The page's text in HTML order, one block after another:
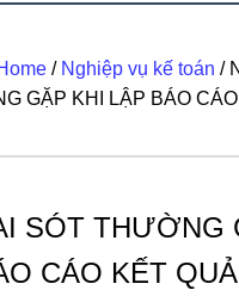
/ Nghiệp vụ kế toán /
GẶP KHI LẬP BÁO
SÓT THƯỜNG
CÁO KẾT